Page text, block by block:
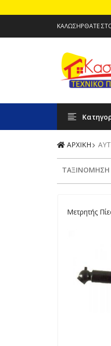
ΚΑΛΩΣΉΡΘΑΤΕ ΣΤΟ
ΑΡΧΙΚΗ
ΤΑΞΙΝΟΜΗΣΗ
Mετρητής